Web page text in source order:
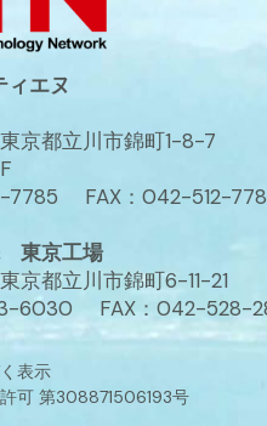
ィエヌ
京都立川市錦町1-8-7
7785 FAX：042-512-
東京工場
都立川市錦町6-11-21
6030 FAX：042-528-
表示
可 第308871506193号